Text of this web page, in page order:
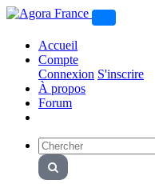
Accueil
Compte
Connexion S'inscrire
À propos
Forum